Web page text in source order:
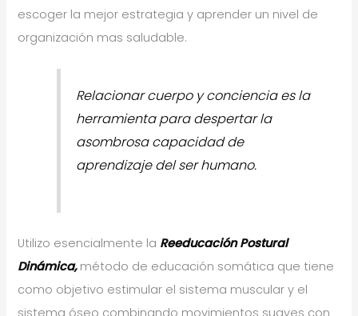
escoger la mejor estrategia y aprender un nivel de
organización mas saludable.
Relacionar cuerpo y conciencia es la
herramienta para despertar la
asombrosa capacidad de
aprendizaje del ser humano.
Utilizo esencialmente la Reeducación Postural
Dinámica, método de educación somática que tiene
como objetivo estimular el sistema muscular y el
sistema óseo combinando movimientos suaves con